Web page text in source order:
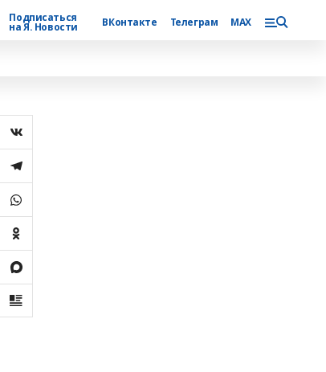
Подписаться
на Я. Новости ВКонтакте Телеграм MAX